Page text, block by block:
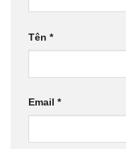
Tên *
Email *